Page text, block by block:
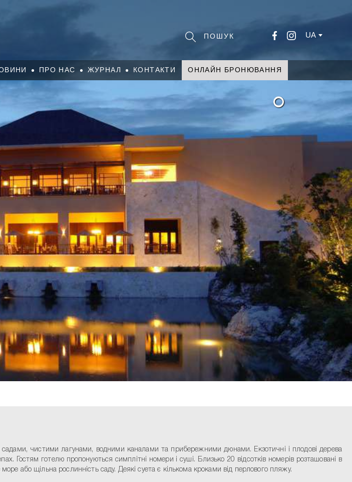
UA
ПРО НАС ЖУРНАЛ КОНТАКТИ ОНЛАЙН БРОНЮВАННЯ
°
чистими лагунами, водними каналами та прибережними дюнами. Екзотичні і плодові дерева
Гостям готелю пропонуються симплітні номери і суші. Близько 20 відсотків номерів розташовані в
або щільна рослинність саду. Деякі суета є кількома кроками від перлового пляжу.